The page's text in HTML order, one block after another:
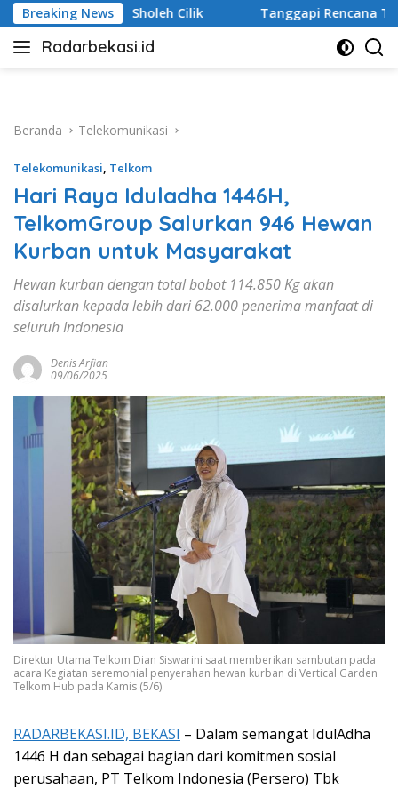
Langsung
ke
konten
Breaking News
Tanggapi Rencana Tugu Peringatan, Paguyuban
Radarbekasi.id
Berita
Beranda
Telekomunikasi
Telekomunikasi, Telkom
Hari Raya Iduladha 1446H,
TelkomGroup Salurkan 946 Hewan
Kurban untuk Masyarakat
Hewan kurban dengan total bobot 114.850 Kg akan
disalurkan kepada lebih dari 62.000 penerima manfaat di
seluruh Indonesia
Denis Arfian
09/06/2025
Direktur Utama Telkom Dian Siswarini saat memberikan sambutan pada
acara Kegiatan seremonial penyerahan hewan kurban di Vertical Garden
Telkom Hub pada Kamis (5/6).
RADARBEKASI.ID, BEKASI – Dalam semangat IdulAdha
1446 H dan sebagai bagian dari komitmen sosial
perusahaan, PT Telkom Indonesia (Persero) Tbk